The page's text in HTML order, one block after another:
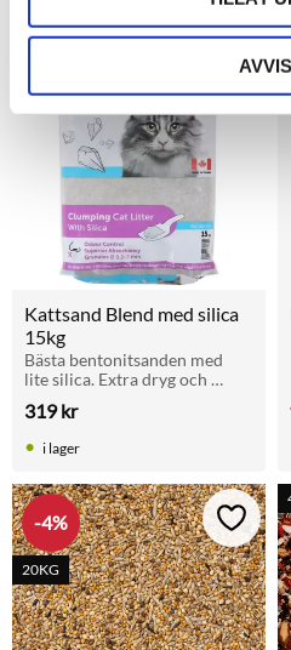
Kattsand Blend med silica
15kg
Bästa bentonitsanden med
lite silica. Extra dryg och
långvarig fräschhet i
319kr
i lager
4%
20KG
Lägg